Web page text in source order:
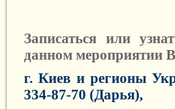
Записаться или
данном мероприятии
г. Киев и регионы
334-87-70 (Дарья),